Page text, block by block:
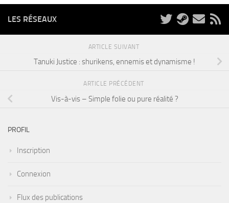
LES RÉSEAUX
ARTICLE SUIVANT
Tanuki Justice : shurikens, ennemis et dynamisme !
ARTICLE PRÉCÉDENT
Vis-à-vis – Simple folie ou pure réalité ?
PROFIL
Inscription
Connexion
Flux des publications